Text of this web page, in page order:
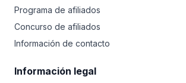
Programa de afiliados
Concurso de afiliados
Información de contacto
Información legal